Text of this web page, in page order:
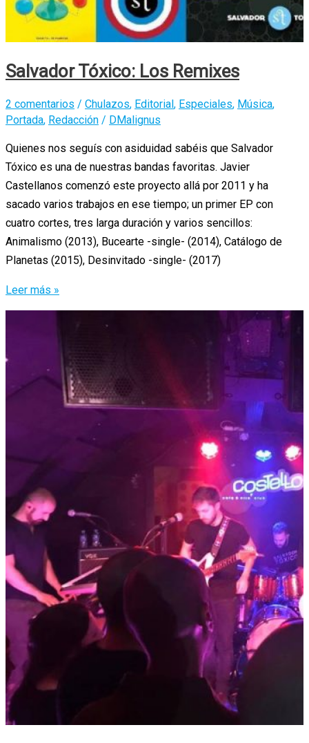
Salvador Tóxico: Los Remixes
2 comentarios / Chulazos, Editorial, Especiales, Música,
Portada, Redacción / DMalignus
Quienes nos seguís con asiduidad sabéis que Salvador
Tóxico es una de nuestras bandas favoritas. Javier
Castellanos comenzó este proyecto allá por 2011 y ha
sacado varios trabajos en ese tiempo; un primer EP con
cuatro cortes, tres larga duración y varios sencillos:
Animalismo (2013), Bucearte -single- (2014), Catálogo de
Planetas (2015), Desinvitado -single- (2017)
Salvador
Tóxico:
Leer más »